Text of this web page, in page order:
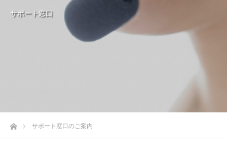
サポート窓口
ホームサポート窓口のご案内